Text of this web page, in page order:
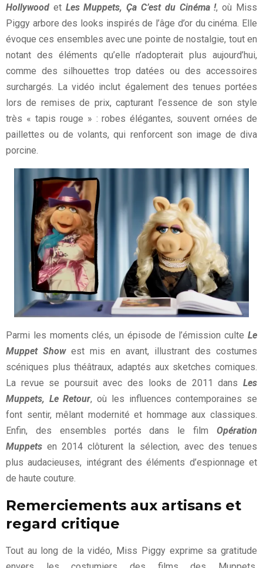
Hollywood et Les Muppets, Ça C’est du Cinéma !, où Miss
Piggy arbore des looks inspirés de l’âge d’or du cinéma. Elle
évoque ces ensembles avec une pointe de nostalgie, tout en
notant des éléments qu’elle n’adopterait plus aujourd’hui,
comme des silhouettes trop datées ou des accessoires
surchargés. La vidéo inclut également des tenues portées
lors de remises de prix, capturant l’essence de son style
très « tapis rouge » : robes élégantes, souvent ornées de
paillettes ou de volants, qui renforcent son image de diva
porcine.
Parmi les moments clés, un épisode de l’émission culte Le
Muppet Showest mis en avant, illustrant des costumes
scéniques plus théâtraux, adaptés aux sketches comiques.
La revue se poursuit avec des looks de 2011 dans Les
Muppets, Le Retour, où les influences contemporaines se
font sentir, mêlant modernité et hommage aux classiques.
Enfin, des ensembles portés dans le film Opération
Muppets en 2014 clôturent la sélection, avec des tenues
plus audacieuses, intégrant des éléments d’espionnage et
de haute couture.
Remerciements aux artisans et
regard critique
Tout au long de la vidéo, Miss Piggy exprime sa gratitude